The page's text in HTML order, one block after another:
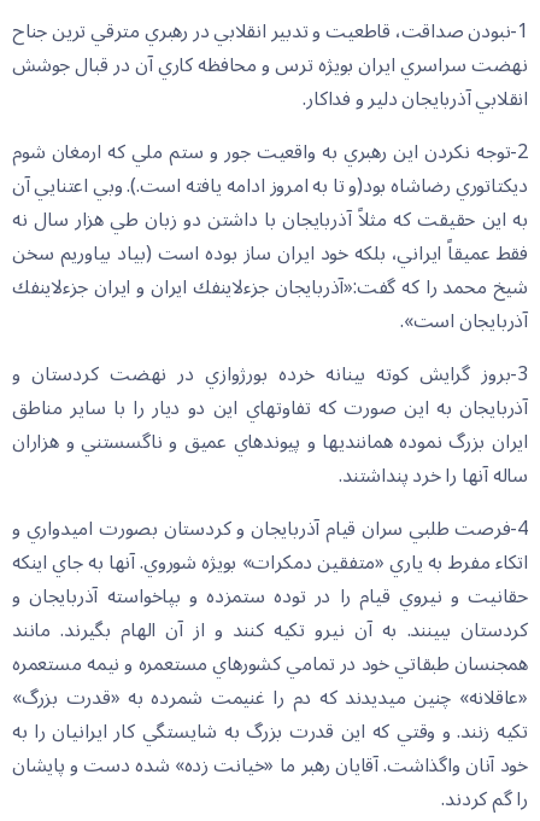
1-نبودن صداقت، قاطعيت و تدبير انقلابي در رهبري مترقي ترين جناح
نهضت سراسري ايران بويژه ترس و محافظه كاري آن در قبال جوشش
انقلابي آذربايجان دلير و فداكار.
2-توجه نكردن اين رهبري به واقعيت جور و ستم ملي كه ارمغان شوم
ديكتاتوري رضاشاه بود(و تا به امروز ادامه يافته است.). وبي اعتنايي آن
به اين حقيقت كه مثلاً آذربايجان با داشتن دو زبان طي هزار سال نه
فقط عميقاً ايراني، بلكه خود ايران ساز بوده است (بياد بياوريم سخن
شيخ محمد را كه گفت:«آذربايجان جزءلاينفك ايران و ايران جزءلاينفك
آذربايجان است».
3-بروز گرايش كوته بينانه خرده بورژوازي در نهضت كردستان و
آذربايجان به اين صورت كه تفاوتهاي اين دو ديار را با ساير مناطق
ايران بزرگ نموده همانندي‏ها و پيوندهاي عميق و ناگسستني و هزاران
ساله آنها را خرد پنداشتند.
4-فرصت طلبي سران قيام آذربايجان و كردستان بصورت اميدواري و
اتكاء مفرط به ياري «متفقين دمكرات» بويژه شوروي. آنها به جاي اينكه
حقانيت و نيروي قيام را در توده ستمزده و بپاخواسته آذربايجان و
كردستان ببينند. به آن نيرو تكيه كنند و از آن الهام بگيرند. مانند
همجنسان طبقاتي خود در تمامي كشورهاي مستعمره و نيمه مستعمره
«عاقلانه» چنين مي‏ديدند كه دم را غنيمت شمرده به «قدرت بزرگ»
تكيه زنند. و وقتي كه اين قدرت بزرگ به شايستگي كار ايرانيان را به
خود آنان واگذاشت. آقايان رهبر ما «خيانت زده» شده دست و پايشان
را گم كردند.